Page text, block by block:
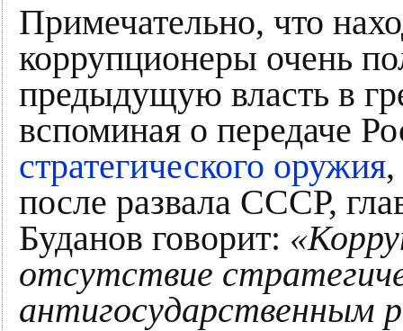
Примечательно, что
коррупционеры очень
предыдущую власть в
вспоминая о передаче
стратегического оружия
после развала СССР,
Буданов говорит:
отсутствие
антигосударственным